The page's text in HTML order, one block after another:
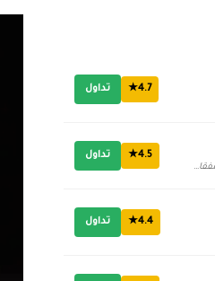
4.7★ تداول
التداول الاجتماعي ونسخ الصفقات
4.5★ تداول
4.4★ تداول